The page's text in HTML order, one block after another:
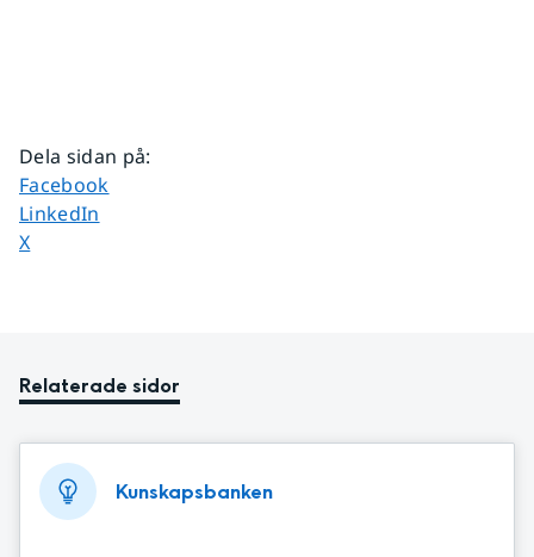
Dela sidan på:
Dela sidan på
Facebook
Dela sidan på
LinkedIn
Dela sidan på
X
Relaterade sidor
Kunskapsbanken